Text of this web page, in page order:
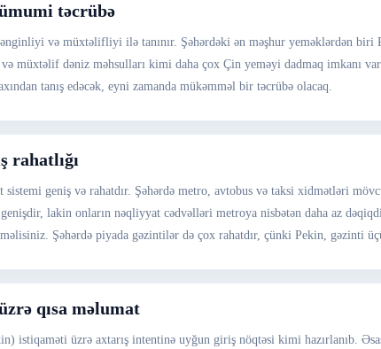
təcrübə
və müxtəlifliyi ilə tanınır. Şəhərdəki ən məşhur yeməklərdən
müxtəlif dəniz məhsulları kimi daha çox Çin yeməyi dadmaq imkanı
tanış edəcək, eyni zamanda mükəmməl bir təcrübə olacaq.
rahatlığı
sistemi geniş və rahatdır. Şəhərdə metro, avtobus və taksi xidmətləri
lakin onların nəqliyyat cədvəlləri metroya nisbətən daha az
Şəhərdə piyada gəzintilər də çox rahatdır, çünki Pekin, gəzinti
qısa məlumat
istiqaməti üzrə axtarış intentinə uyğun giriş nöqtəsi kimi hazırlanıb.